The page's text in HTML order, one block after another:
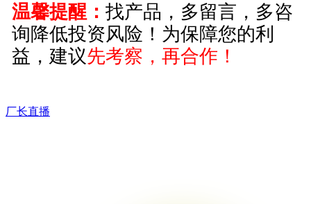
温馨提醒： 找产品，多留言，多咨
询降低投资风险！为保障您的利
益，建议先考察，再合作！
厂长直播